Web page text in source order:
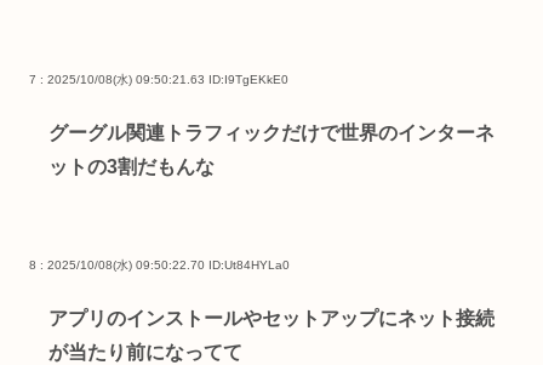
7 : 2025/10/08(水) 09:50:21.63 ID:I9TgEKkE0
グーグル関連トラフィックだけで世界のインターネ
ットの3割だもんな
8 : 2025/10/08(水) 09:50:22.70 ID:Ut84HYLa0
アプリのインストールやセットアップにネット接続
が当たり前になってて